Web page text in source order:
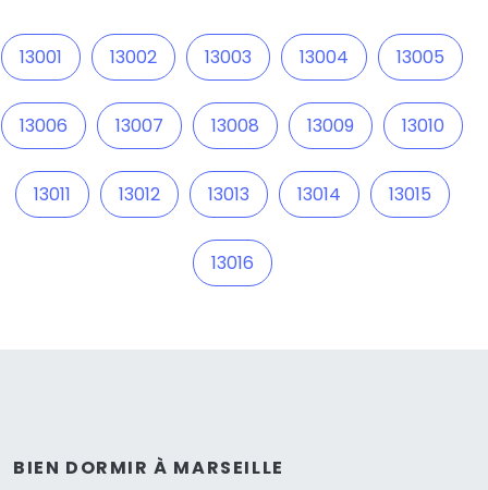
13001 13002 13003 13004 13005
13006 13007 13008 13009 13010
13011 13012 13013 13014 13015
13016
BIEN DORMIR À MARSEILLE